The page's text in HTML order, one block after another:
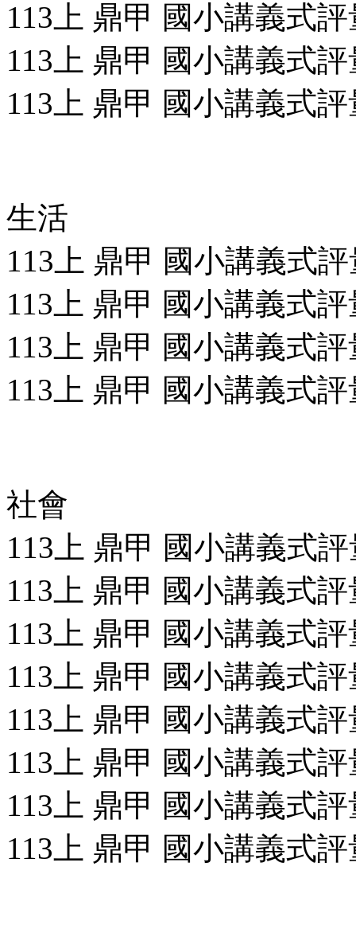
113上 鼎甲 國小講義式
113上 鼎甲 國小講義式
113上 鼎甲 國小講義式
生活
113上 鼎甲 國小講義式
113上 鼎甲 國小講義式
113上 鼎甲 國小講義式
113上 鼎甲 國小講義式
社會
113上 鼎甲 國小講義式
113上 鼎甲 國小講義式
113上 鼎甲 國小講義式
113上 鼎甲 國小講義式
113上 鼎甲 國小講義式
113上 鼎甲 國小講義式
113上 鼎甲 國小講義式
113上 鼎甲 國小講義式